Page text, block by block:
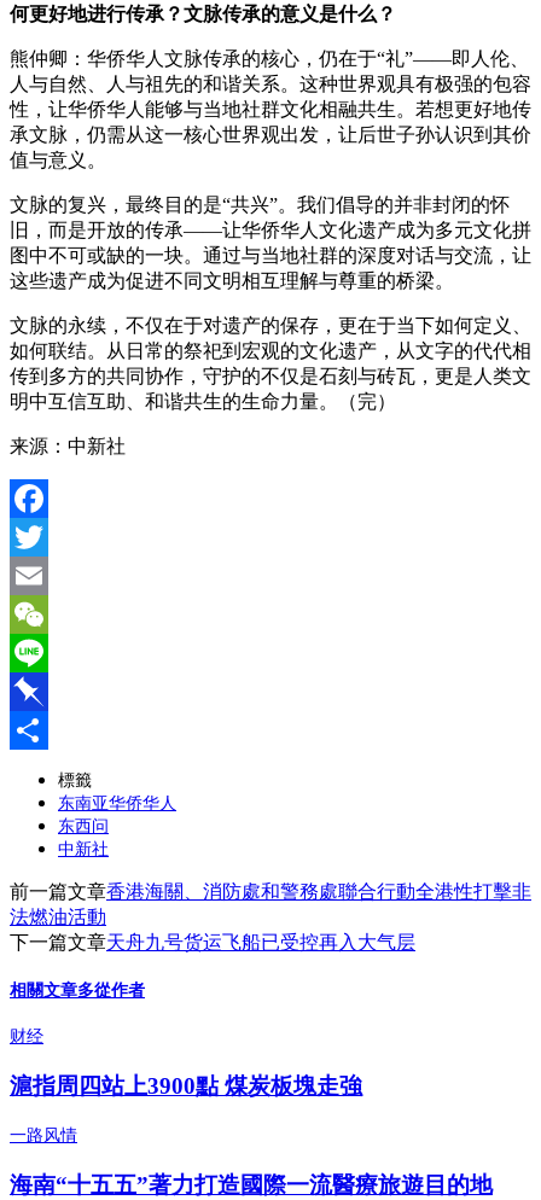
何更好地进行传承？文脉传承的意义是什么？​
熊仲卿：华侨华人文脉传承的核心，仍在于“礼”——即人伦、
人与自然、人与祖先的和谐关系。这种世界观具有极强的包容
性，让华侨华人能够与当地社群文化相融共生。若想更好地传
承文脉，仍需从这一核心世界观出发，让后世子孙认识到其价
值与意义。​
文脉的复兴，最终目的是“共兴”。我们倡导的并非封闭的怀
旧，而是开放的传承——让华侨华人文化遗产成为多元文化拼
图中不可或缺的一块。通过与当地社群的深度对话与交流，让
这些遗产成为促进不同文明相互理解与尊重的桥梁。
文脉的永续，不仅在于对遗产的保存，更在于当下如何定义、
如何联结。从日常的祭祀到宏观的文化遗产，从文字的代代相
传到多方的共同协作，守护的不仅是石刻与砖瓦，更是人类文
明中互信互助、和谐共生的生命力量。（完）​
来源：中新社
Facebook
Twitter
Email
WeChat
Line
Pinboard
標籤
东南亚华侨华人
东西问
中新社
前一篇文章香港海關、消防處和警務處聯合行動全港性打擊非
法燃油活動
下一篇文章天舟九号货运飞船已受控再入大气层
相關文章多從作者
财经
滬指周四站上3900點 煤炭板塊走強
一路风情
海南“十五五”著力打造國際一流醫療旅遊目的地